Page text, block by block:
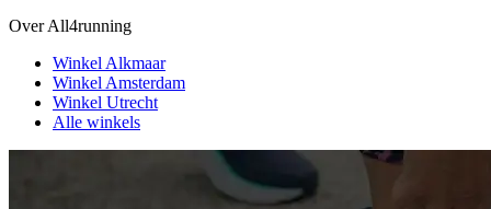
Over All4running
Winkel Alkmaar
Winkel Amsterdam
Winkel Utrecht
Alle winkels